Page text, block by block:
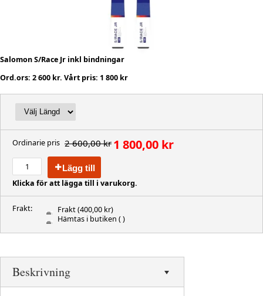
Salomon S/Race Jr inkl bindningar
Ord.ors: 2 600 kr. Vårt pris: 1 800 kr
Ordinarie pris 2 600,00 kr 1 800,00 kr
Lägg till
Klicka för att lägga till i varukorg.
Frakt: Frakt(400,00 kr)
Hämtas i butiken ( )
Beskrivning